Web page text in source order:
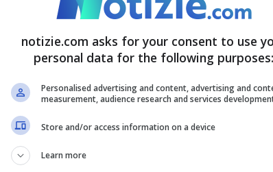
alcuni confronti con il passato, in
United (indimenticabile il duo d’attacco
e della nazionale inglese Andy Cole
Cole
attaccante dell’Inghilterra, che dopo aver
notizie.com asks for your consent to use
personal data for the following purposes:
Personalised advertising and content, advertising and
measurement, audience research and services
Store and/or access information on a device
Learn more